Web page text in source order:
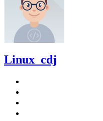
Linux_cdj